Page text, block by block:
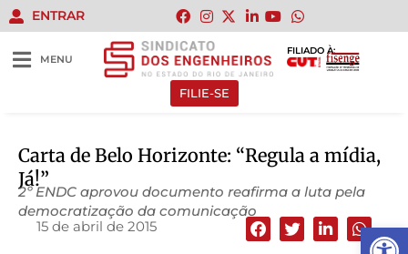
Abrir
ENTRAR
MENU
FILIADO À:
FILIE-SE
Carta de Belo Horizonte: “Regula a mídia,
Já!”
2º ENDC aprovou documento reafirma a luta pela
democratização da comunicação
15 de abril de 2015